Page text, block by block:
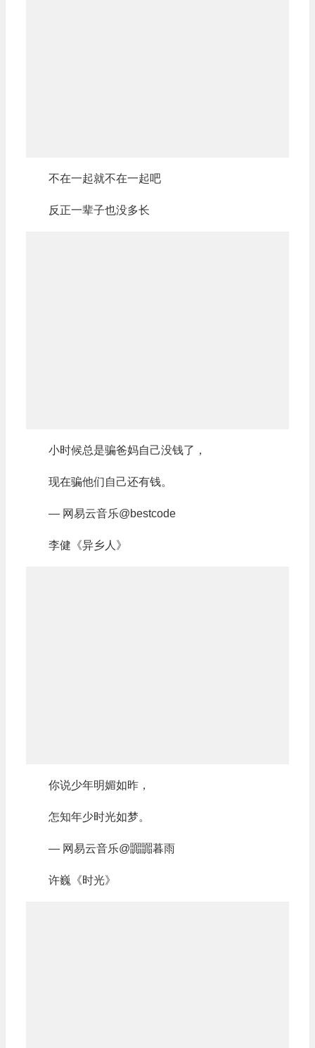
不在一起就不在一起吧
反正一辈子也没多长
小时候总是骗爸妈自己没钱了，
现在骗他们自己还有钱。
— 网易云音乐@bestcode
李健《异乡人》
你说少年明媚如昨，
怎知年少时光如梦。
— 网易云音乐@嚻嚻暮雨
许巍《时光》